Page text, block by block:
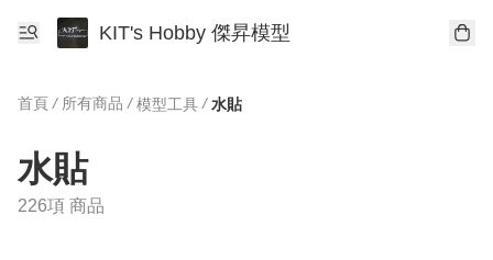
KIT's Hobby 傑昇模型
首頁 / 所有商品 / 模型工具 / 水貼
水貼
226項 商品